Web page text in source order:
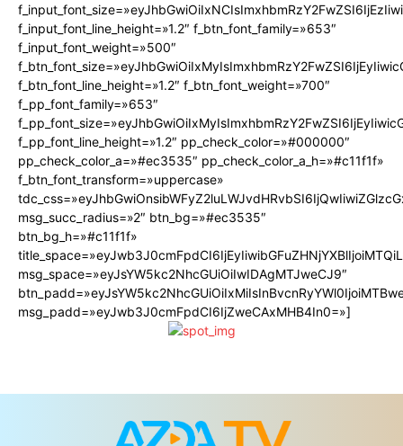
f_input_font_line_height=»1.2″ f_btn_font_family=»653″
f_input_font_weight=»500″
f_btn_font_line_height=»1.2″ f_btn_font_weight=»700″
f_pp_font_family=»653″
f_pp_font_line_height=»1.2″ pp_check_color=»#000000″
pp_check_color_a=»#ec3535″ pp_check_color_a_h=»#c11f1f»
f_btn_font_transform=»uppercase»
msg_succ_radius=»2″ btn_bg=»#ec3535″
btn_bg_h=»#c11f1f»
msg_space=»eyJsYW5kc2NhcGUiOiIwIDAgMTJweCJ9″
msg_padd=»eyJwb3J0cmFpdCI6IjZweCAxMHB4In0=»]